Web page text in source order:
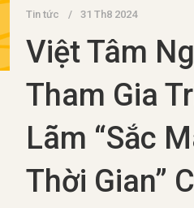
Phát Hiện
Cổ 600
Quảng Ngãi:
Chính
Định Kế